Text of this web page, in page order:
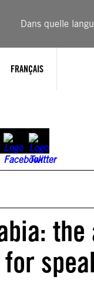
Dans quelle
FRANÇAIS